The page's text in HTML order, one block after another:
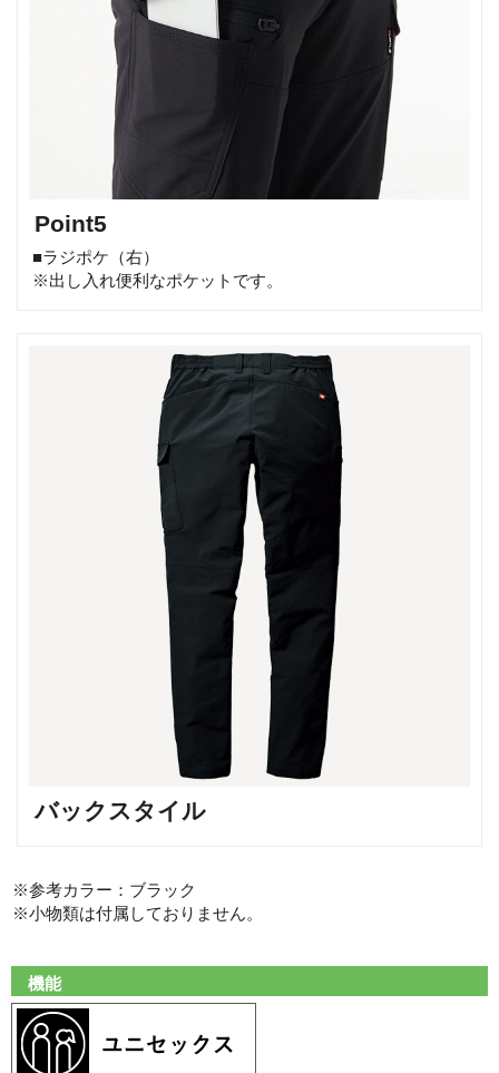
Point5
■ラジポケ（右）
※出し入れ便利なポケットです。
バックスタイル
※参考カラー：ブラック
※小物類は付属しておりません。
機能